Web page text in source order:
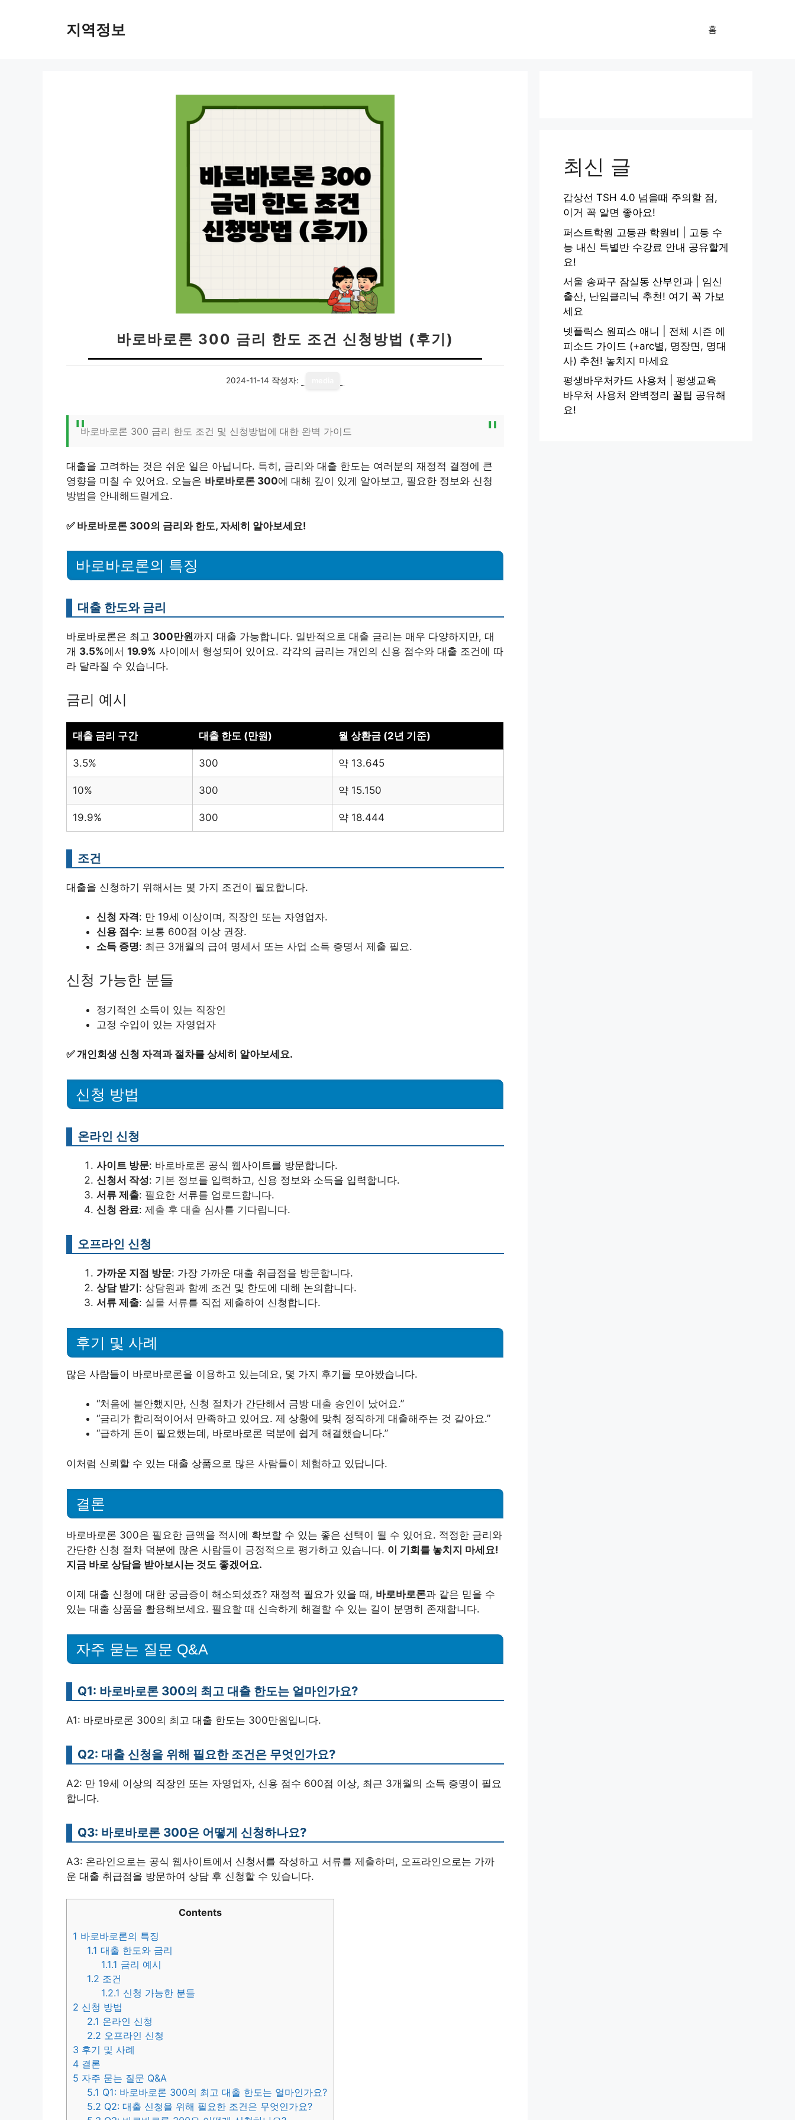
지역정보 홈
바로바로론 300 금리 한도 조건 신청방법 (후기)
2024-11-14 작성자:
바로바로론 300 금리 한도 조건 및 신청방법에 대한 완벽 가이드
대출을 고려하는 것은 쉬운 일은 아닙니다. 특히, 금리와 대출 한도는 여러분의 재정적 결정에 큰
영향을 미칠 수 있어요. 오늘은 바로바로론 300에 대해 깊이 있게 알아보고, 필요한 정보와 신청
방법을 안내해드릴게요.
✅ 바로바로론 300의 금리와 한도, 자세히 알아보세요!
바로바로론의 특징
대출 한도와 금리
바로바로론은 최고 300만원까지 대출 가능합니다. 일반적으로 대출 금리는 매우 다양하지만, 대
개 3.5%에서 19.9% 사이에서 형성되어 있어요. 각각의 금리는 개인의 신용 점수와 대출 조건에 따
라 달라질 수 있습니다.
금리 예시
대출 금리 구간 대출 한도 (만원) 월 상환금 (2년 기준)
3.5% 300 약 13.645
10% 300 약 15.150
19.9% 300 약 18.444
조건
대출을 신청하기 위해서는 몇 가지 조건이 필요합니다.
신청 자격: 만 19세 이상이며, 직장인 또는 자영업자.
신용 점수: 보통 600점 이상 권장.
소득 증명: 최근 3개월의 급여 명세서 또는 사업 소득 증명서 제출 필요.
신청 가능한 분들
정기적인 소득이 있는 직장인
고정 수입이 있는 자영업자
✅개인회생 신청 자격과 절차를 상세히 알아보세요.
신청 방법
온라인 신청
사이트 방문: 바로바로론 공식 웹사이트를 방문합니다.
신청서 작성: 기본 정보를 입력하고, 신용 정보와 소득을 입력합니다.
서류 제출: 필요한 서류를 업로드합니다.
신청 완료: 제출 후 대출 심사를 기다립니다.
오프라인 신청
가까운 지점 방문: 가장 가까운 대출 취급점을 방문합니다.
상담 받기 : 상담원과 함께 조건 및 한도에 대해 논의합니다.
서류 제출: 실물 서류를 직접 제출하여 신청합니다.
후기 및 사례
많은 사람들이 바로바로론을 이용하고 있는데요, 몇 가지 후기를 모아봤습니다.
“처음에 불안했지만, 신청 절차가 간단해서 금방 대출 승인이 났어요.”
“금리가 합리적이어서 만족하고 있어요. 제 상황에 맞춰 정직하게 대출해주는 것 같아요.”
“급하게 돈이 필요했는데, 바로바로론 덕분에 쉽게 해결했습니다.”
이처럼 신뢰할 수 있는 대출 상품으로 많은 사람들이 체험하고 있답니다.
결론
바로바로론 300은 필요한 금액을 적시에 확보할 수 있는 좋은 선택이 될 수 있어요. 적정한 금리와
간단한 신청 절차 덕분에 많은 사람들이 긍정적으로 평가하고 있습니다. 이 기회를 놓치지 마세요!
지금 바로 상담을 받아보시는 것도 좋겠어요.
이제 대출 신청에 대한 궁금증이 해소되셨죠? 재정적 필요가 있을 때, 바로바로론과 같은 믿을 수
있는 대출 상품을 활용해보세요. 필요할 때 신속하게 해결할 수 있는 길이 분명히 존재합니다.
자주 묻는 질문 Q&A
Q1: 바로바로론 300의 최고 대출 한도는 얼마인가요?
A1: 바로바로론 300의 최고 대출 한도는 300만원입니다.
Q2: 대출 신청을 위해 필요한 조건은 무엇인가요?
A2: 만 19세 이상의 직장인 또는 자영업자, 신용 점수 600점 이상, 최근 3개월의 소득 증명이 필요
합니다.
Q3: 바로바로론 300은 어떻게 신청하나요?
A3: 온라인으로는 공식 웹사이트에서 신청서를 작성하고 서류를 제출하며, 오프라인으로는 가까
운 대출 취급점을 방문하여 상담 후 신청할 수 있습니다.
Contents
1 바로바로론의 특징
1.1 대출 한도와 금리
1.1.1 금리 예시
1.2 조건
1.2.1 신청 가능한 분들
2 신청 방법
2.1 온라인 신청
2.2 오프라인 신청
3 후기 및 사례
4 결론
5 자주 묻는 질문 Q&A
5.1 Q1: 바로바로론 300의 최고 대출 한도는 얼마인가요?
5.2 Q2: 대출 신청을 위해 필요한 조건은 무엇인가요?
최신 글
갑상선 TSH 4.0 넘을때 주의할 점,
이거 꼭 알면 좋아요!
퍼스트학원 고등관 학원비 | 고등 수
능 내신 특별반 수강료 안내 공유할게
요!
서울 송파구 잠실동 산부인과 | 임신
출산, 난임클리닉 추천! 여기 꼭 가보
세요
넷플릭스 원피스 애니 | 전체 시즌 에
피소드 가이드 (+arc별, 명장면, 명대
사) 추천! 놓치지 마세요
평생바우처카드 사용처 | 평생교육
바우처 사용처 완벽정리 꿀팁 공유해
요!